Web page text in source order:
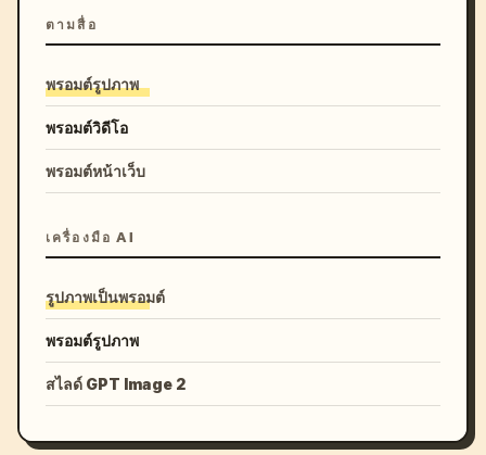
ตามสื่อ
พรอมต์รูปภาพ
พรอมต์วิดีโอ
พรอมต์หน้าเว็บ
เครื่องมือ AI
รูปภาพเป็นพรอมต์
พรอมต์รูปภาพ
สไลด์ GPT Image 2